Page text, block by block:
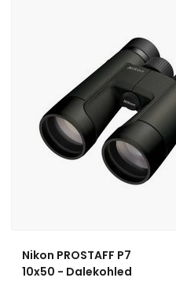
Nikon PROSTAFF P7
10x50 - Dalekohled